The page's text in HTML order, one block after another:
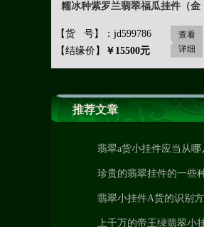
糯冰种紫罗兰翡翠福瓜挂件（金
【货 号】：jd599786
【结缘价】
￥15500元
查看
详细
推荐文章
翡翠a货小挂件应当从
害价钱？
珍贵的翡翠挂件的一些
翡翠小挂件A货的识别
上千万的帝王绿翡翠小